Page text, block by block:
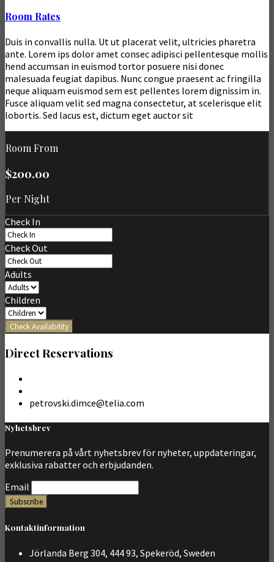
Room Rates
Duis in convallis nulla. Ut ut placerat velit, ultricies pharetra
ante. Lorem ips dolor amet consec adipisci pellentesque mollis
hend accumsan in euismod tortor posuere nisi donec
malesuada feugiat dapibus. Nunc congue praesent ac fringilla
neque aliquam euismod sem est pellentes lorem dignissim in.
Fusce aliquam velit sed magna consectetur, at scelerisque elit
lobortis. Sed lacus est, dictum eget auctor sit
Room From
$200.00
Per Night
Check In
Check Out
Adults
Children
Check Availability
Direct Reservations
petrovski.dimce@telia.com
Nyhetsbrev
Prenumerera på vårt nyhetsbrev för nyheter, uppdateringar,
exklusiva rabatter och erbjudanden.
Email
Kontaktinformation
Jörlanda Berg 304, 444 93, Spekeröd, Sweden